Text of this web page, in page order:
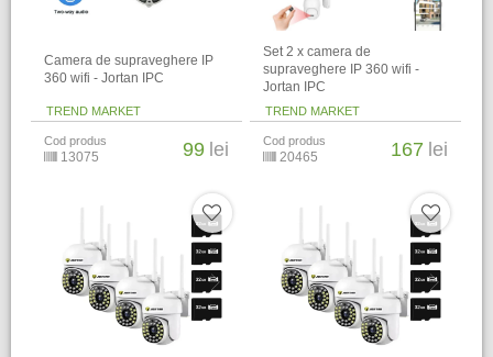
Camera de supraveghere IP
360 wifi - Jortan IPC
TREND MARKET
Cod produs
13075 99 lei
Set 2 x camera de
supraveghere IP 360 wifi -
Jortan IPC
TREND MARKET
Cod produs
20465 167 lei